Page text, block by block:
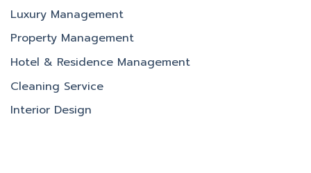
Luxury Management
Property Management
Hotel & Residence Management
Cleaning Service
Interior Design